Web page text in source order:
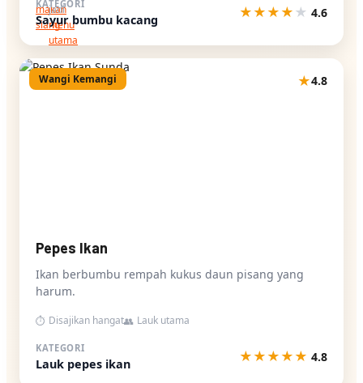
makan
siang
jadi
menu
utama
KATEGORI
Sayur bumbu kacang ★★★★★ 4.6
Wangi Kemangi ★4.8
Pepes Ikan
Ikan berbumbu rempah kukus daun pisang yang
harum.
⏱ Disajikan hangat👥 Lauk utama
KATEGORI
Lauk pepes ikan ★★★★★ 4.8